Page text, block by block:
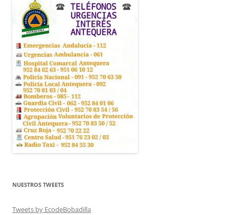
NUESTROS TWEETS
Tweets by EcodeBobadilla